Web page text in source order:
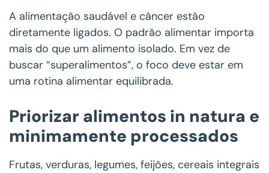
A alimentação saudável e câncer estão
diretamente ligados. O padrão alimentar importa
mais do que um alimento isolado. Em vez de
buscar “superalimentos”, o foco deve estar em
uma rotina alimentar equilibrada.
Priorizar alimentos in natura e
minimamente processados
Frutas, verduras, legumes, feijões, cereais integrais